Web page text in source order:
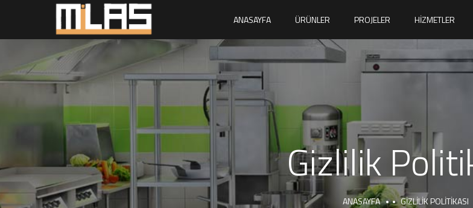
ANASAYFA ÜRÜNLER PROJELER HIZMETLER
Gizlilik
ANASAYFA GIZLILIK POLITIKASI